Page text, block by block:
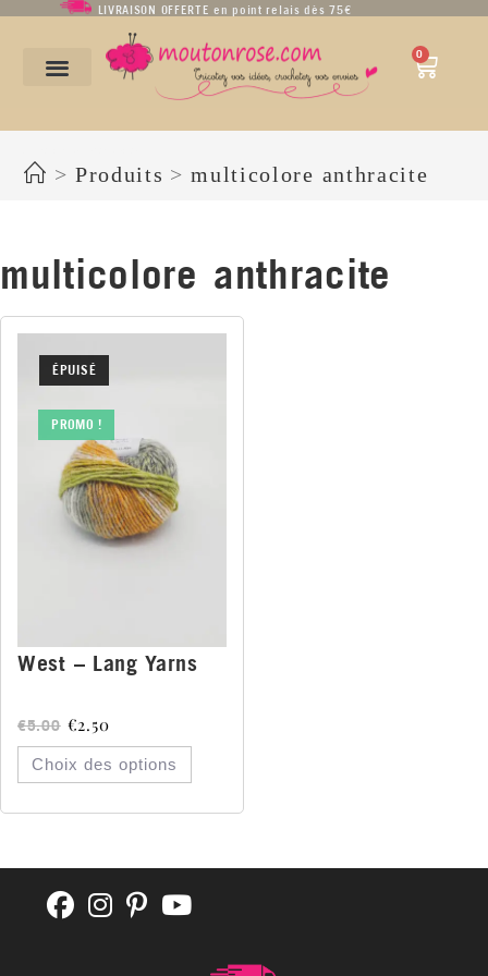
LIVRAISON OFFERTE en point relais dès 75€
0
> Produits > multicolore anthracite
multicolore anthracite
ÉPUISÉ
PROMO !
West – Lang Yarns
€5.00 €2.50
Choix des options